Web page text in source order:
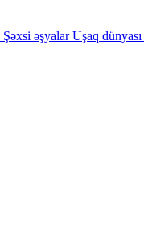
Şəxsi əşyalar Uşaq dünyası